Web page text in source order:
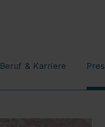
Beruf & Karriere